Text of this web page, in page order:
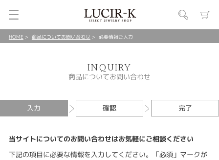
HOME 商品についてお問い合わせ 必要情報ご入力
INQUIRY
商品についてお問い合わせ
入力 確認 完了
当サイトについてのお問い合わせはお気軽にご相談ください
下記の項目に必要な情報を入力してください。「必須」マークが